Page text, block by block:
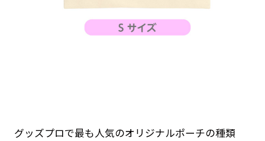
グッズプロで最も人気のオリジナルポーチの種類